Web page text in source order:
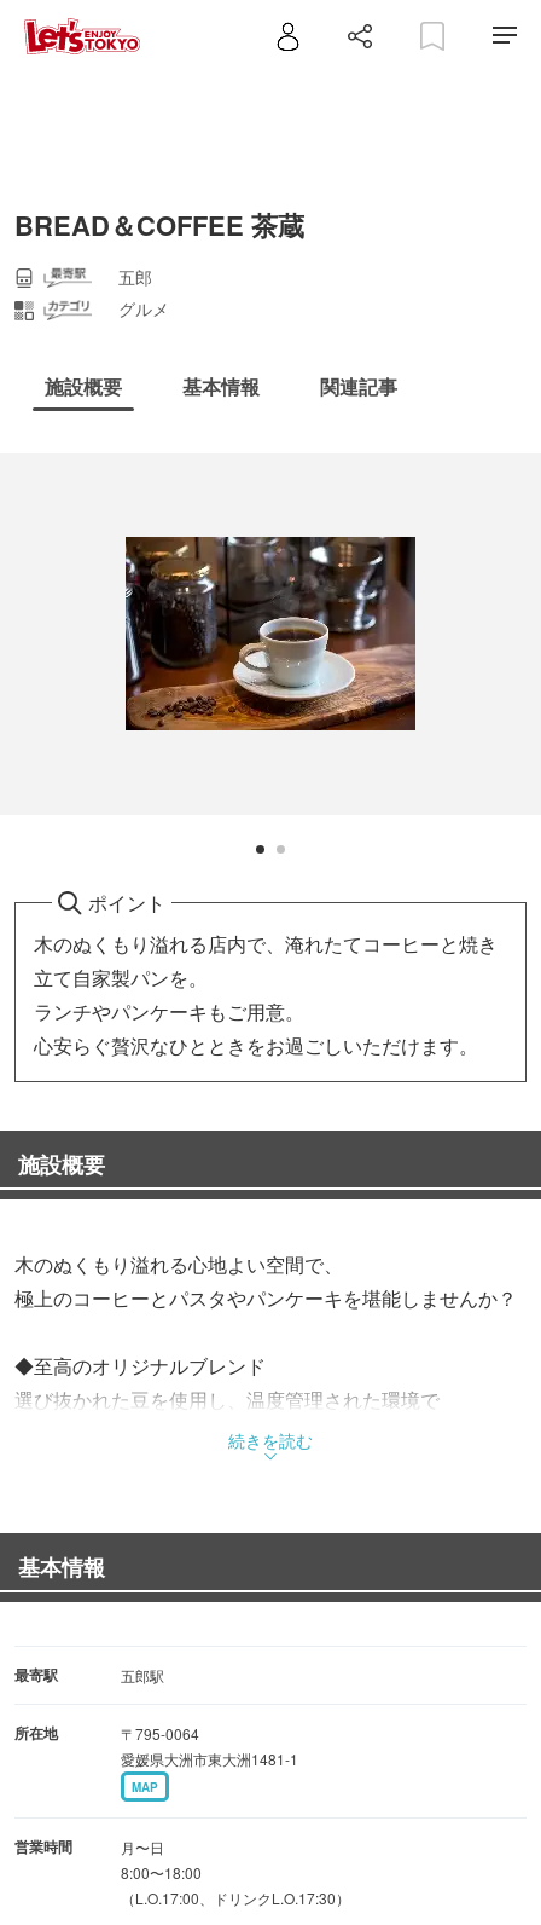
BREAD＆COFFEE 茶蔵
五郎
グルメ
施設概要 基本情報 関連記事
ポイント
木のぬくもり溢れる店内で、淹れたてコーヒーと焼き
立て自家製パンを。
ランチやパンケーキもご用意。
心安らぐ贅沢なひとときをお過ごしいただけます。
施設概要
木のぬくもり溢れる心地よい空間で、
極上のコーヒーとパスタやパンケーキを堪能しませんか？
◆至高のオリジナルブレンド
選び抜かれた豆を使用し、温度管理された環境で
丁寧に蒸らした「SAKURA」は上品な香りが自慢。
特定の訓練を受けたスタッフが淹れる贅沢な一杯です。
◆多彩なフード＆スイーツ
季節の野菜を使ったサラダやスープ、パスタのほか、
自家製パンケーキやワッフルもご用意しております。
続きを読む
基本情報
最寄駅 五郎駅
所在地
〒795-0064
愛媛県大洲市東大洲1481-1
MAP
営業時間
月〜日
8:00〜18:00
（L.O.17:00、ドリンクL.O.17:30）